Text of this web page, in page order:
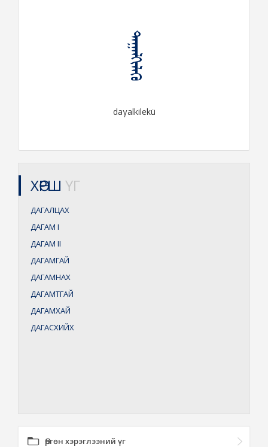
ᠳᠠᠭᠠᠯᠬᠢᠯᠡᠬᠦ
daγalkilekü
ХӨРШ ҮГ
ДАГАЛЦАХ
ДАГАМ I
ДАГАМ II
ДАГАМГАЙ
ДАГАМНАХ
ДАГАМТГАЙ
ДАГАМХАЙ
ДАГАСХИЙХ
Өргөн хэрэглээний үг